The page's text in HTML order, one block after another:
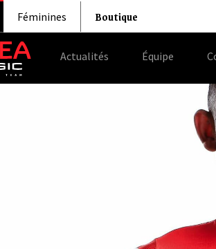
Féminines Boutique
Actualités Équipe